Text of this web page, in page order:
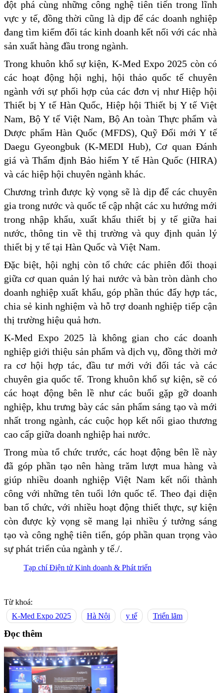
đột phá cùng những công nghệ tiên tiến trong lĩnh
vực y tế, đồng thời cũng là dịp để các doanh nghiệp
đang tìm kiếm đối tác kinh doanh kết nối với các nhà
sản xuất hàng đầu trong ngành.
Trong khuôn khổ sự kiện, K-Med Expo 2025 còn có
các hoạt động hội nghị, hội thảo quốc tế chuyên
ngành với sự phối hợp của các đơn vị như Hiệp hội
Thiết bị Y tế Hàn Quốc, Hiệp hội Thiết bị Y tế Việt
Nam, Bộ Y tế Việt Nam, Bộ An toàn Thực phẩm và
Dược phẩm Hàn Quốc (MFDS), Quỹ Đổi mới Y tế
Daegu Gyeongbuk (K-MEDI Hub), Cơ quan Đánh
giá và Thẩm định Bảo hiểm Y tế Hàn Quốc (HIRA)
và các hiệp hội chuyên ngành khác.
Chương trình được kỳ vọng sẽ là dịp để các chuyên
gia trong nước và quốc tế cập nhật các xu hướng mới
trong nhập khẩu, xuất khẩu thiết bị y tế giữa hai
nước, thông tin về thị trường và quy định quản lý
thiết bị y tế tại Hàn Quốc và Việt Nam.
Đặc biệt, hội nghị còn tổ chức các phiên đối thoại
giữa cơ quan quản lý hai nước và bàn tròn dành cho
doanh nghiệp xuất khẩu, góp phần thúc đẩy hợp tác,
chia sẻ kinh nghiệm và hỗ trợ doanh nghiệp tiếp cận
thị trường hiệu quả hơn.
K-Med Expo 2025 là không gian cho các doanh
nghiệp giới thiệu sản phẩm và dịch vụ, đồng thời mở
ra cơ hội hợp tác, đầu tư mới với đối tác và các
chuyên gia quốc tế. Trong khuôn khổ sự kiện, sẽ có
các hoạt động bên lề như các buổi gặp gỡ doanh
nghiệp, khu trưng bày các sản phẩm sáng tạo và mới
nhất trong ngành, các cuộc họp kết nối giao thương
cao cấp giữa doanh nghiệp hai nước.
Trong mùa tổ chức trước, các hoạt động bên lề này
đã góp phần tạo nên hàng trăm lượt mua hàng và
giúp nhiều doanh nghiệp Việt Nam kết nối thành
công với những tên tuổi lớn quốc tế. Theo đại diện
ban tổ chức, với nhiều hoạt động thiết thực, sự kiện
còn được kỳ vọng sẽ mang lại nhiều ý tưởng sáng
tạo và công nghệ tiên tiến, góp phần quan trọng vào
sự phát triển của ngành y tế./.
Tạp chí Điện tử Kinh doanh & Phát triển
Từ khoá:
K-Med Expo 2025
Hà Nội y tế Triển lãm
Đọc thêm